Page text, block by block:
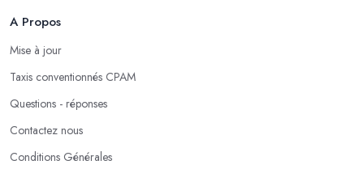
A Propos
Mise à jour
Taxis conventionnés CPAM
Questions - réponses
Contactez nous
Conditions Générales